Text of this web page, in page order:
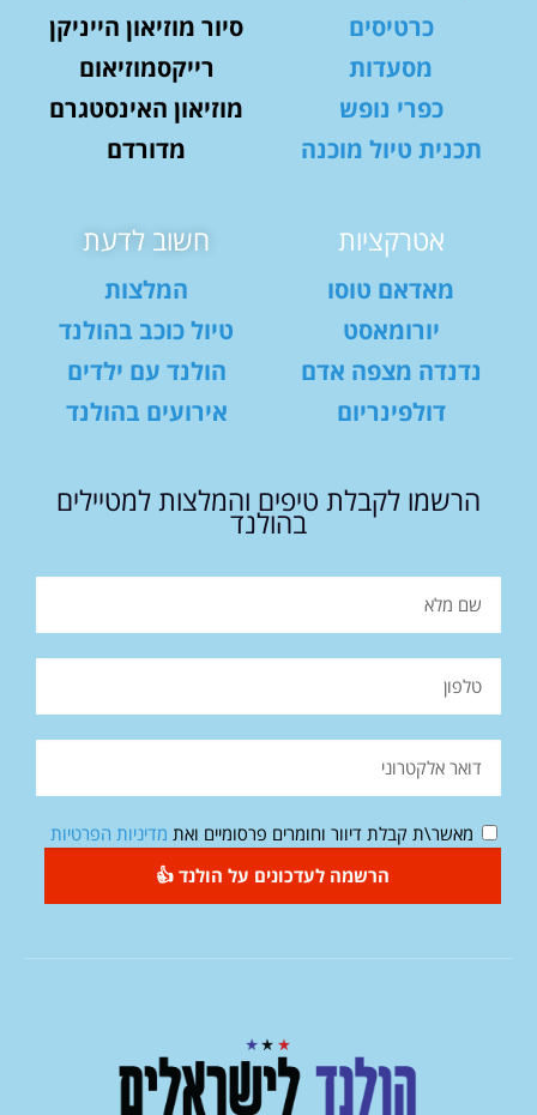
כרטיסים
מסעדות
כפרי נופש
תכנית טיול מוכנה
סיור מוזיאון הייניקן
רייקסמוזיאום
מוזיאון האינסטגרם
מדורדם
אטרקציות
מאדאם טוסו
יורומאסט
נדנדה מצפה אדם
דולפינריום
חשוב לדעת
המלצות
טיול כוכב בהולנד
הולנד עם ילדים
אירועים בהולנד
הרשמו לקבלת טיפים והמלצות למטיילים
בהולנד
מאשר\ת קבלת דיוור וחומרים פרסומיים ואת מדיניות הפרטיות
הרשמה לעדכונים על הולנד 👍